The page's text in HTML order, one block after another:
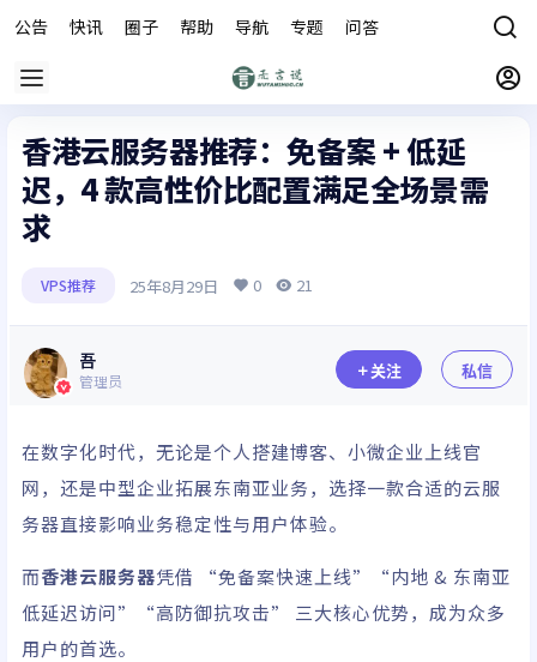
公告 快讯 圈子 帮助 导航 专题 问答
香港云服务器推荐：免备案 + 低延
迟，4 款高性价比配置满足全场景需
求
VPS推荐 25年8月29日 0 21
吾
管理员 关注 私信
在数字化时代，无论是个人搭建博客、小微企业上线官
网，还是中型企业拓展东南亚业务，选择一款合适的云服
务器直接影响业务稳定性与用户体验。
而香港云服务器凭借 “免备案快速上线”“内地 & 东南亚
低延迟访问”“高防御抗攻击” 三大核心优势，成为众多
用户的首选。